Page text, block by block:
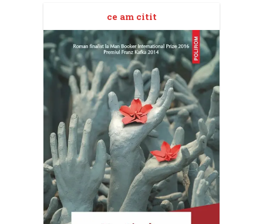
ce am citit